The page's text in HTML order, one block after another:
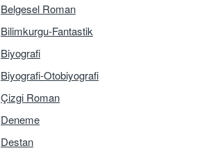
Belgesel Roman
Bilimkurgu-Fantastik
Biyografi
Biyografi-Otobiyografi
Çizgi Roman
Deneme
Destan